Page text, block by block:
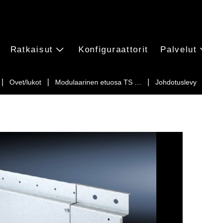
Ovet/lukot Modulaarinen etuosa TS … Johdotuslevy
Ratkaisut Konfiguraattorit Palvelut